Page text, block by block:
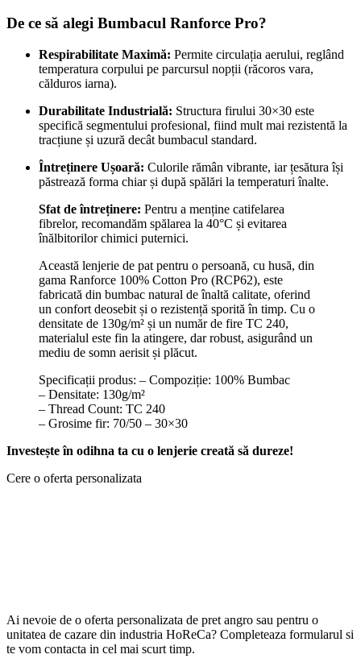
De ce să alegi Bumbacul Ranforce Pro?
Respirabilitate Maximă: Permite circulația aerului, reglând
temperatura corpului pe parcursul nopții (răcoros vara,
călduros iarna).
Durabilitate Industrială: Structura firului 30×30 este
specifică segmentului profesional, fiind mult mai rezistentă la
tracțiune și uzură decât bumbacul standard.
Întreținere Ușoară: Culorile rămân vibrante, iar țesătura își
păstrează forma chiar și după spălări la temperaturi înalte.
Sfat de întreținere: Pentru a menține catifelarea
fibrelor, recomandăm spălarea la 40°C și evitarea
înălbitorilor chimici puternici.
Această lenjerie de pat pentru o persoană, cu husă, din
gama Ranforce 100% Cotton Pro (RCP62), este
fabricată din bumbac natural de înaltă calitate, oferind
un confort deosebit și o rezistență sporită în timp. Cu o
densitate de 130g/m² și un număr de fire TC 240,
materialul este fin la atingere, dar robust, asigurând un
mediu de somn aerisit și plăcut.
Specificații produs: – Compoziție: 100% Bumbac
– Densitate: 130g/m²
– Thread Count: TC 240
– Grosime fir: 70/50 – 30×30
Investește în odihna ta cu o lenjerie creată să dureze!
Cere o oferta personalizata
Ai nevoie de o oferta personalizata de pret angro sau pentru o
unitatea de cazare din industria HoReCa? Completeaza formularul si
te vom contacta in cel mai scurt timp.